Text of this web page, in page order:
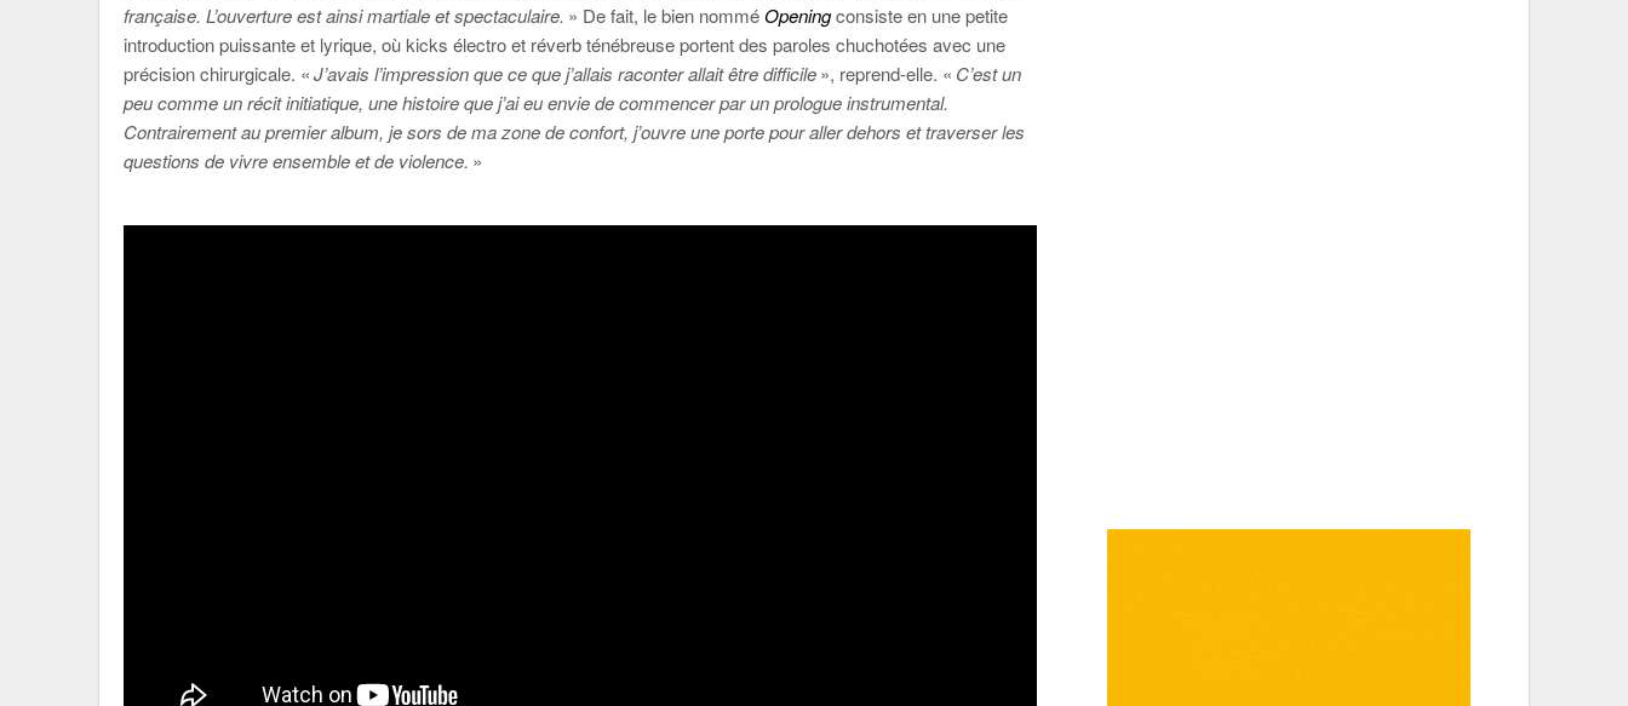
française. L’ouverture est ainsi martiale et spectaculaire. » De fait, le bien nomméOpeningconsiste en une petite
introduction puissante et lyrique, où kicks électro et réverb ténébreuse portent des paroles chuchotées avec une
précision chirurgicale. «J’avais l’impression que ce que j’allais raconter allait être difficile», reprend-elle. « C’est un
peu comme un récit initiatique, une histoire que j’ai eu envie de commencer par un prologue instrumental.
Contrairement au premier album, je sors de ma zone de confort, j’ouvre une porte pour aller dehors et traverser les
questions de vivre ensemble et de violence. »